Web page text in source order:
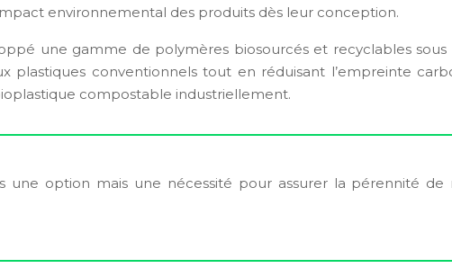
environnemental des produits dès leur conception.
une gamme de polymères biosourcés et recyclables sous
plastiques conventionnels tout en réduisant l’empreinte
compostable industriellement.
une option mais une nécessité pour assurer la pérennité